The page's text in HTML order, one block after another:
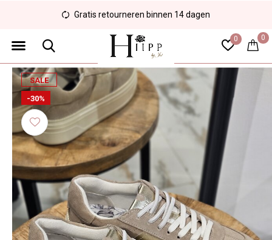
0 0
Gratis retourneren binnen 14 dagen
SALE
-30%